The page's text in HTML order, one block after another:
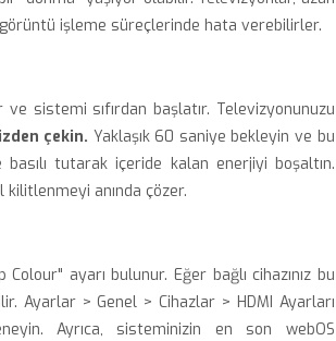
işleme süreçlerinde hata verebilirler.
sistemi sıfırdan başlatır. Televizyonunuzu
çekin. Yaklaşık 60 saniye bekleyin ve bu
tutarak içeride kalan enerjiyi boşaltın.
kilitlenmeyi anında çözer.
ayarı bulunur. Eğer bağlı cihazınız bu
Ayarlar > Genel > Cihazlar > HDMI Ayarları
Ayrıca, sisteminizin en son webOS